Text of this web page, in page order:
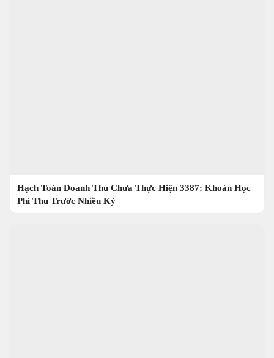
Hạch Toán Doanh Thu Chưa Thực Hiện 3387: Khoản Học
Phí Thu Trước Nhiều Kỳ